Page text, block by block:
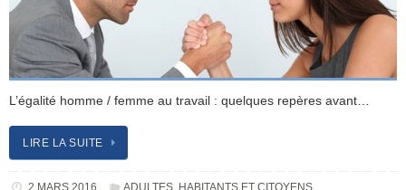
L’égalité homme / femme au travail : quelques repères avant…
LIRE LA SUITE
2 MARS 2016 ADULTES, HABITANTS ET CITOYENS